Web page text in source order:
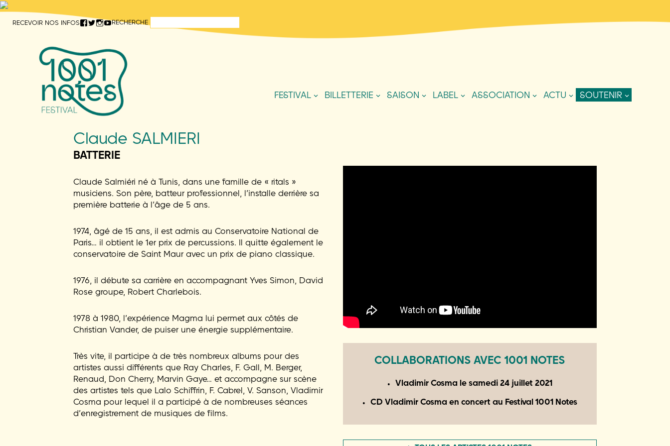
directement
RECEVOIR NOS INFOS RECHERCHE
FESTIVAL BILLETTERIE SAISON LABEL ASSOCIATION ACTU SOUTENIR
Claude SALMIERI
BATTERIE
Claude Salmiéri né à Tunis, dans une famille de « ritals »
musiciens. Son père, batteur professionnel, l’installe derrière sa
première batterie à l’âge de 5 ans.
1974, âgé de 15 ans, il est admis au Conservatoire National de
Paris… il obtient le 1er prix de percussions. Il quitte également le
conservatoire de Saint Maur avec un prix de piano classique.
1976, il débute sa carrière en accompagnant Yves Simon, David
Rose groupe, Robert Charlebois.
1978 à 1980, l’expérience Magma lui permet aux côtés de
Christian Vander, de puiser une énergie supplémentaire.
Très vite, il participe à de très nombreux albums pour des
artistes aussi différents que Ray Charles, F. Gall, M. Berger,
Renaud, Don Cherry, Marvin Gaye… et accompagne sur scène
des artistes tels que Lalo Schiffrin, F. Cabrel, V. Sanson, Vladimir
Cosma pour lequel il a participé à de nombreuses séances
d’enregistrement de musiques de films.
COLLABORATIONS AVEC 1001 NOTES
Vladimir Cosma lesamedi 24 juillet 2021
CD Vladimir Cosma en concert au Festival 1001 Notes